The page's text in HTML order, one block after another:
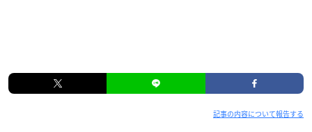
記事の内容について報告する